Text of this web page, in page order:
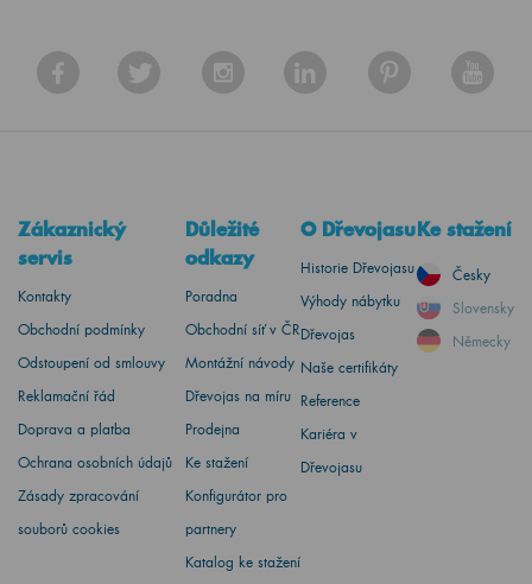
Zákaznický
servis
Kontakty
Obchodní podmínky
Odstoupení od smlouvy
Reklamační řád
Doprava a platba
Ochrana osobních údajů
Zásady zpracování
souborů cookies
Důležité
odkazy
Poradna
Obchodní síť v ČR
Montážní návody
Dřevojas na míru
Prodejna
Ke stažení
Konfigurátor pro
partnery
Katalog ke stažení
O Dřevojasu
Historie Dřevojasu
Výhody nábytku
Dřevojas
Naše certifikáty
Reference
Kariéra v
Dřevojasu
Ke stažení
Česky
Slovensky
Německy